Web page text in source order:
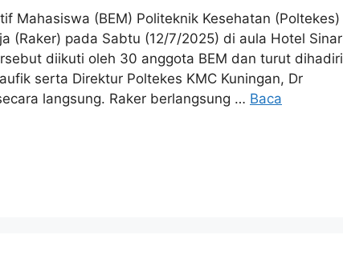
Mahasiswa (BEM) Politeknik Kesehatan (Poltekes)
(Raker) pada Sabtu (12/7/2025) di aula Hotel Sinar
diikuti oleh 30 anggota BEM dan turut dihadiri
serta Direktur Poltekes KMC Kuningan, Dr
langsung. Raker berlangsung … Baca